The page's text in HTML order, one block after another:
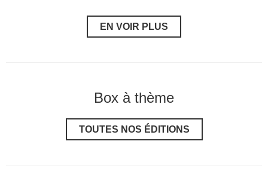
EN VOIR PLUS
Box à thème
TOUTES NOS ÉDITIONS